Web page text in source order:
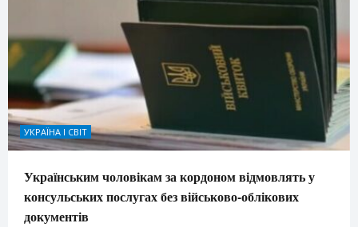
УКРАЇНА І СВІТ
Українським чоловікам за кордоном відмовлять у
консульських послугах без військово-облікових
документів